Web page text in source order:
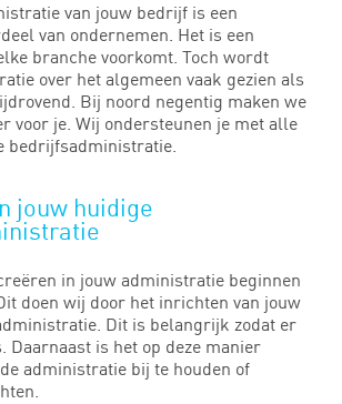
van jouw bedrijf is een
van ondernemen. Het is een
branche voorkomt. Toch wordt
over het algemeen vaak gezien als
Bij noord negentig maken we
voor je. Wij ondersteunen je met alle
bedrijfsadministratie.
jouw huidige
in jouw administratie beginnen
doen wij door het inrichten van jouw
Dit is belangrijk zodat er
Daarnaast is het op deze manier
administratie bij te houden of